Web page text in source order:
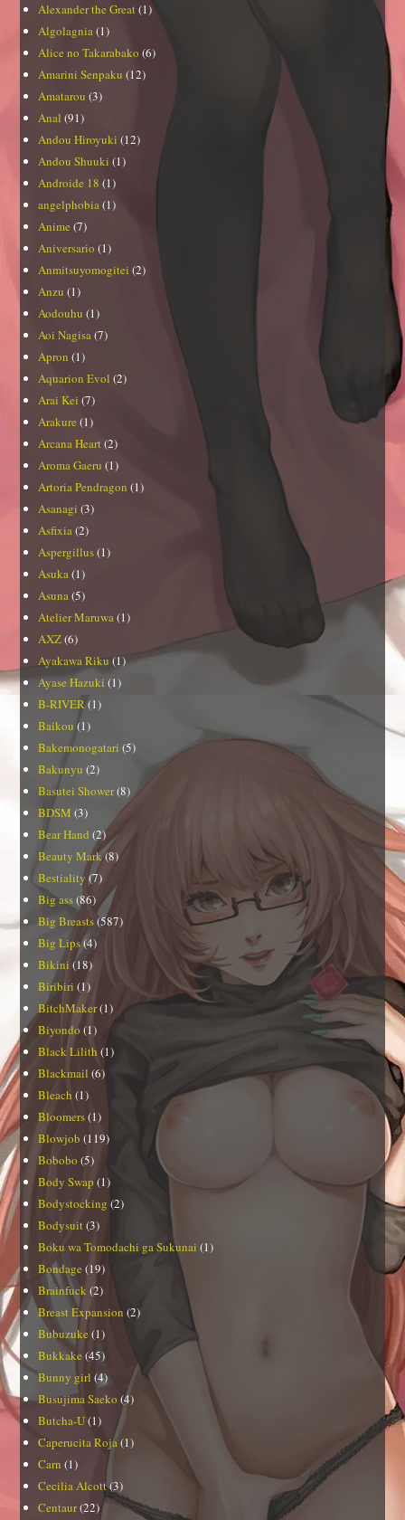
Alexander the Great(1)
Algolagnia(1)
Alice no Takarabako (6)
Amarini Senpaku (12)
Amatarou (3)
Anal (91)
Andou Hiroyuki (12)
Andou Shuuki (1)
Androide 18 (1)
angelphobia(1)
Anime (7)
Aniversario (1)
Anmitsuyomogitei (2)
Anzu (1)
Aodouhu (1)
Aoi Nagisa(7)
Apron (1)
Aquarion Evol (2)
Arai Kei (7)
Arakure (1)
Arcana Heart(2)
Aroma Gaeru (1)
Artoria Pendragon (1)
Asanagi (3)
Asfixia(2)
Aspergillus(1)
Asuka(1)
Asuna(5)
Atelier Maruwa(1)
AXZ(6)
Ayakawa Riku (1)
Ayase Hazuki (1)
B-RIVER(1)
Baikou (1)
Bakemonogatari (5)
Bakunyu (2)
Basutei Shower(8)
BDSM (3)
Bear Hand (2)
Beauty Mark(8)
Bestiality(7)
Big ass(86)
Big Breasts(587)
Big Lips(4)
Bikini (18)
Biribiri (1)
BitchMaker(1)
Biyondo (1)
Black Lilith (1)
Blackmail (6)
Bleach (1)
Bloomers(1)
Blowjob (119)
Bobobo (5)
Body Swap (1)
Bodystocking (2)
Bodysuit(3)
Boku wa Tomodachi ga Sukunai (1)
Bondage (19)
Brainfuck (2)
Breast Expansion (2)
Bubuzuke (1)
Bukkake (45)
Bunny girl (4)
Busujima Saeko (4)
Butcha-U(1)
Caperucita Roja(1)
Carn (1)
Cecilia Alcott(3)
Centaur(22)